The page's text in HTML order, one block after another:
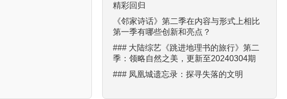
精彩回归
《邻家诗话》第二季在内容与形式上相比
第一季有哪些创新和亮点？
### 大陆综艺《跳进地理书的旅行》第二
季：领略自然之美，更新至20240304期
### 凤凰城遗忘录：探寻失落的文明